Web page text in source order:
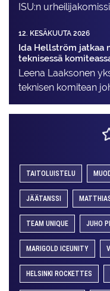
ISU:n
12. KESÄKUUTA 2026
Ida Hellström jatkaa
teknisessä
Leena Laaksonen
teknisen komitean
TAITOLUISTELU
JÄÄTANSSI
TEAM UNIQUE JUHO
MARIGOLD ICEUNITY
HELSINKI ROCKETTES